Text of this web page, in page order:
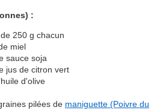
:
250 g chacun
miel
sauce soja
jus de citron vert
d'olive
pilées de maniguette (Poivre du